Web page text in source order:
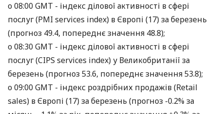
о 08:00 GMT - індекс ділової активності в сфері
послуг (PMI services index) в Європі (17) за березень
(прогноз 49.4, попереднє значення 48.8);
о 08:30 GMT - індекс ділової активності в сфері
послуг (CIPS services index) у Великобританії за
березень (прогноз 53.6, попереднє значення 53.8);
о 09:00 GMT - індекс роздрібних продажів (Retail
sales) в Європі (17) за березень (прогноз -0.2% за